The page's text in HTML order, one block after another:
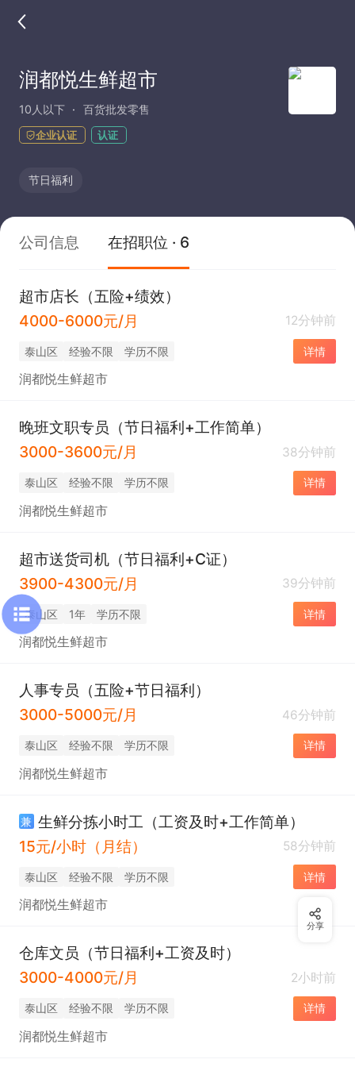
润都悦生鲜超市
10人以下 百货批发零售
企业认证 认证
节日福利
公司信息 在招职位 · 6
超市店长（五险+绩效）
4000-6000元/月
12分钟前
泰山区 经验不限 学历不限 详情
润都悦生鲜超市
晚班文职专员（节日福利+工作简单）
3000-3600元/月
38分钟前
泰山区 经验不限 学历不限 详情
润都悦生鲜超市
超市送货司机（节日福利+C证）
3900-4300元/月
39分钟前
泰山区 1年 学历不限 详情
润都悦生鲜超市
人事专员（五险+节日福利）
3000-5000元/月
46分钟前
泰山区 经验不限 学历不限 详情
润都悦生鲜超市
兼 生鲜分拣小时工（工资及时+工作简单）
15元/小时（月结）
58分钟前
泰山区 经验不限 学历不限 详情
润都悦生鲜超市
仓库文员（节日福利+工资及时）
3000-4000元/月
2小时前
泰山区 经验不限 学历不限 详情
润都悦生鲜超市
分享